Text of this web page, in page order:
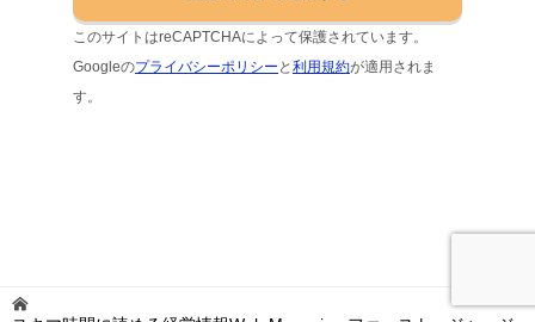
このサイトはreCAPTCHAによって保護されています。
Googleのプライバシーポリシー と利用規約が適用されま
す。